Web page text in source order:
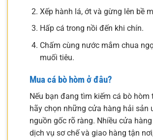
Xếp hành lá, ớt và gừng lên bề
Hấp cá trong nồi đến khi chín.
Chấm cùng nước mắm chua
muối tiêu.
Mua cá bò hòm ở đâu?
Nếu bạn đang tìm kiếm cá bò hòm
hãy chọn những cửa hàng hải sản
nguồn gốc rõ ràng. Nhiều cửa
dịch vụ sơ chế và giao hàng tận